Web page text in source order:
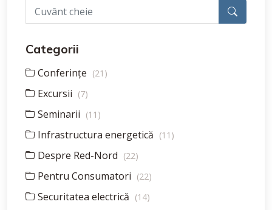
Categorii
Conferințe (21)
Excursii (7)
Seminarii (11)
Infrastructura energetică (11)
Despre Red-Nord (22)
Pentru Consumatori (22)
Securitatea electrică (14)